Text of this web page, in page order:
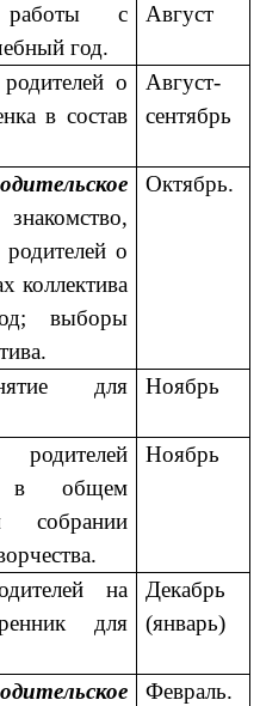
работы с
год.
Август
о
в состав
Август-
сентябрь
о
коллектива
выборы
Октябрь.
для
Ноябрь
в общем
собрании
Ноябрь
на
для
Декабрь
(январь)
Февраль.